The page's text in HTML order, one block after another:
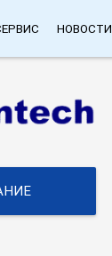
НОВОСТИ